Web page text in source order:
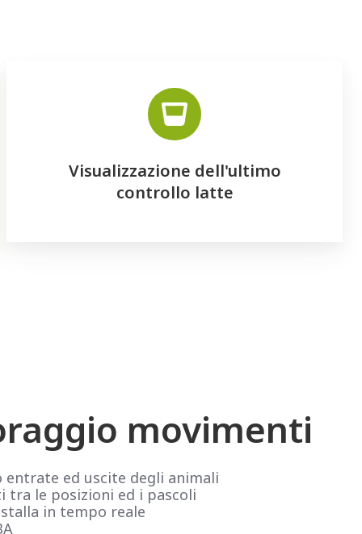
Visualizzazione dell'ultimo
controllo latte
movimenti
ed uscite degli animali
tra le posizioni ed i pascoli
in tempo reale